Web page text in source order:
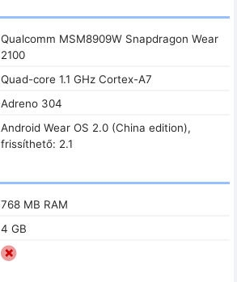
Qualcomm MSM8909W Snapdragon Wear
2100
Quad-core 1.1 GHz Cortex-A7
Adreno 304
Android Wear OS 2.0 (China edition),
frissíthető: 2.1
768 MB RAM
4 GB